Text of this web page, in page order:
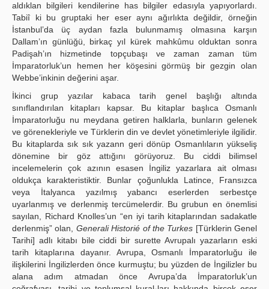
aldıklan bilgileri kendilerine has bilgiler edasıyla yapıyorlardı.
Tabiî ki bu gruptaki her eser aynı ağırlıkta değildir, örneğin
İstanbul’da üç aydan fazla bulunmamış olmasına karşın
Dallam’ın günlüğü, birkaç yıl kürek mahkûmu olduktan sonra
Padişah’ın hizmetinde topçubaşı ve zaman zaman tüm
İmparatorluk’un hemen her köşesini görmüş bir gezgin olan
Webbe’inkinin değerini aşar.
İkinci grup yazılar kabaca tarih genel başlığı altında
sınıflandırılan kitapları kapsar. Bu kitaplar başlıca Osmanlı
İmparatorluğu nu meydana getiren halklarla, bunların gelenek
ve görenekleriyle ve Türklerin din ve devlet yönetimleriyle ilgilidir.
Bu kitaplarda sık sık yazann geri dönüp Osmanlıların yükseliş
dönemine bir göz attığını görüyoruz. Bu ciddi bilimsel
incelemelerin çok azının esasen İngiliz yazarlara ait olması
oldukça karakteristiktir. Bunlar çoğunlukla Latince, Fransızca
veya İtalyanca yazılmış yabancı eserlerden serbestçe
uyarlanmış ve derlenmiş tercümelerdir. Bu grubun en önemlisi
sayılan, Richard Knolles’un “en iyi tarih kitaplarından sadakatle
derlenmiş” olan, Generali Historié of the Turkes [Türklerin Genel
Tarihi] adlı kitabı bile ciddi bir surette Avrupalı yazarların eski
tarih kitaplarına dayanır. Avrupa, Osmanlı İmparatorluğu ile
ilişkilerini İngilizlerden önce kurmuştu; bu yüzden de İngilizler bu
alana adım atmadan önce Avrupa’da İmparatorluk’un